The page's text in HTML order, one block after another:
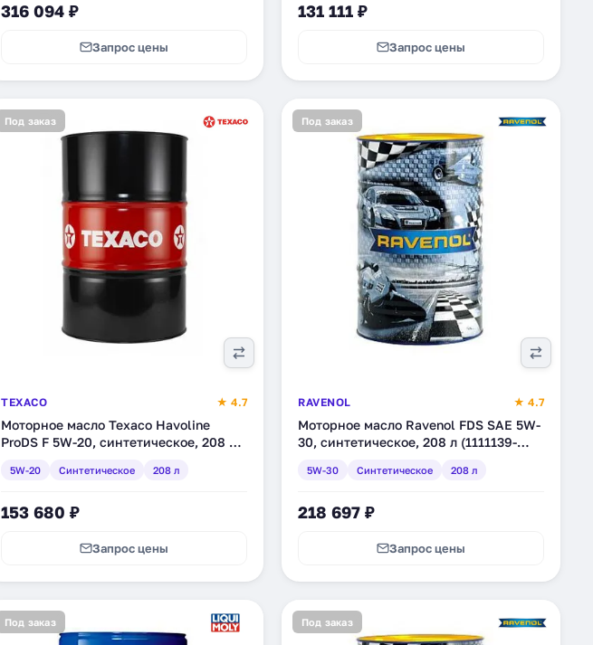
316 094 ₽
Запрос цены
131 111 ₽
Запрос цены
Под заказ
TEXACO ★ 4.7
Моторное масло Texaco Havoline
ProDS F 5W-20, синтетическое, 208 л
5W-20 Синтетическое 208 л
153 680 ₽
Запрос цены
Под заказ
RAVENOL ★ 4.7
Моторное масло Ravenol FDS SAE 5W-
30, синтетическое, 208 л (1111139-
5W-30 Синтетическое 208 л
218 697 ₽
Запрос цены
Под заказ Под заказ